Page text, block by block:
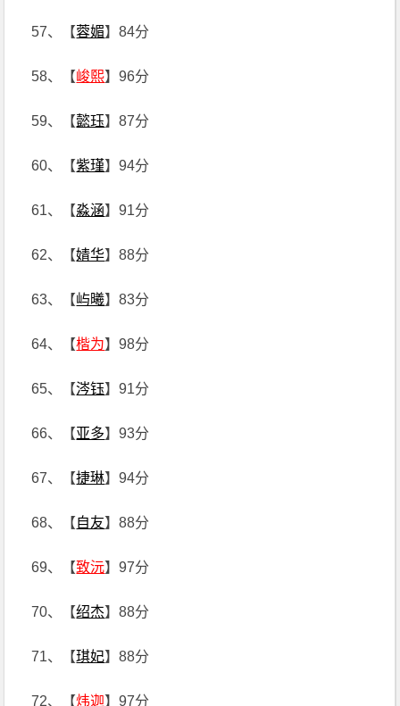
57、【蓉媚】84分
58、【峻熙】96分
59、【懿珏】87分
60、【紫瑾】94分
61、【淼涵】91分
62、【婧华】88分
63、【屿曦】83分
64、【楷为】98分
65、【涔钰】91分
66、【亚多】93分
67、【捷琳】94分
68、【自友】88分
69、【致沅】97分
70、【绍杰】88分
71、【琪妃】88分
72、【炜迦】97分